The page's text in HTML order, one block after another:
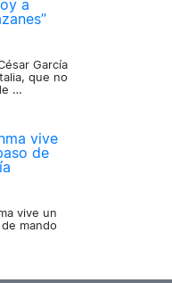
a
García
que no
…
vive
de
vive un
mando